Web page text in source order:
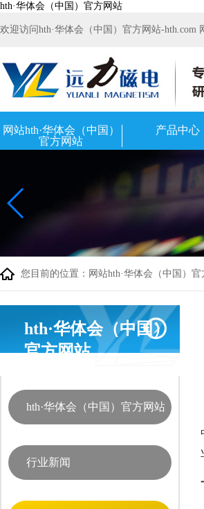
hth·华体会（中国）官方网站
欢迎访问hth·华体会（中国）官方网站-hth.com
网站hth·华体会（中国）
官方网站
产品中心
您目前的位置： 网站hth·华体会（中国）
hth·华体会（中国）
官方网站
hth·华体会（中国）官方网站
行业新闻